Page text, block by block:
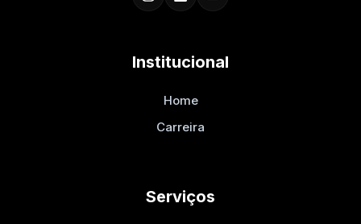
Institucional
Home
Carreira
Serviços